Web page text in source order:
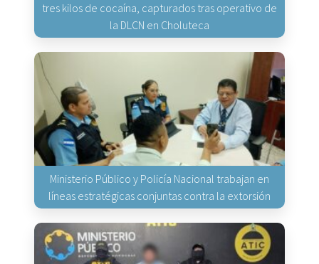
tres kilos de cocaína, capturados tras operativo de
la DLCN en Choluteca
Ministerio Público y Policía Nacional trabajan en
líneas estratégicas conjuntas contra la extorsión